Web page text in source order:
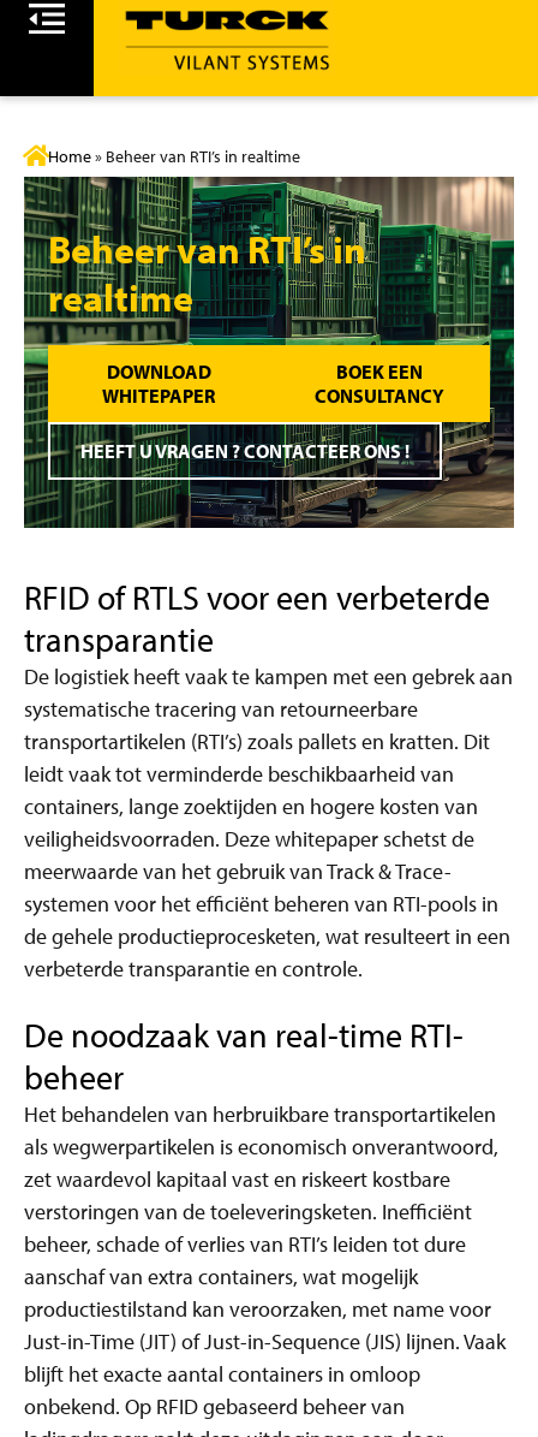
Home» Beheer van RTI’s in realtime
Beheer van RTI’s in
realtime
DOWNLOAD
WHITEPAPER
BOEK EEN
CONSULTANCY
HEEFT U VRAGEN ? CONTACTEER ONS !
RFID of RTLS voor een verbeterde
transparantie
De logistiek heeft vaak te kampen met een gebrek aan
systematische tracering van retourneerbare
transportartikelen (RTI’s) zoals pallets en kratten. Dit
leidt vaak tot verminderde beschikbaarheid van
containers, lange zoektijden en hogere kosten van
veiligheidsvoorraden. Deze whitepaper schetst de
meerwaarde van het gebruik van Track & Trace-
systemen voor het efficiënt beheren van RTI-pools in
de gehele productieprocesketen, wat resulteert in een
verbeterde transparantie en controle.
De noodzaak van real-time RTI-
beheer
Het behandelen van herbruikbare transportartikelen
als wegwerpartikelen is economisch onverantwoord,
zet waardevol kapitaal vast en riskeert kostbare
verstoringen van de toeleveringsketen. Inefficiënt
beheer, schade of verlies van RTI’s leiden tot dure
aanschaf van extra containers, wat mogelijk
productiestilstand kan veroorzaken, met name voor
Just-in-Time (JIT) of Just-in-Sequence (JIS) lijnen. Vaak
blijft het exacte aantal containers in omloop
onbekend. Op RFID gebaseerd beheer van